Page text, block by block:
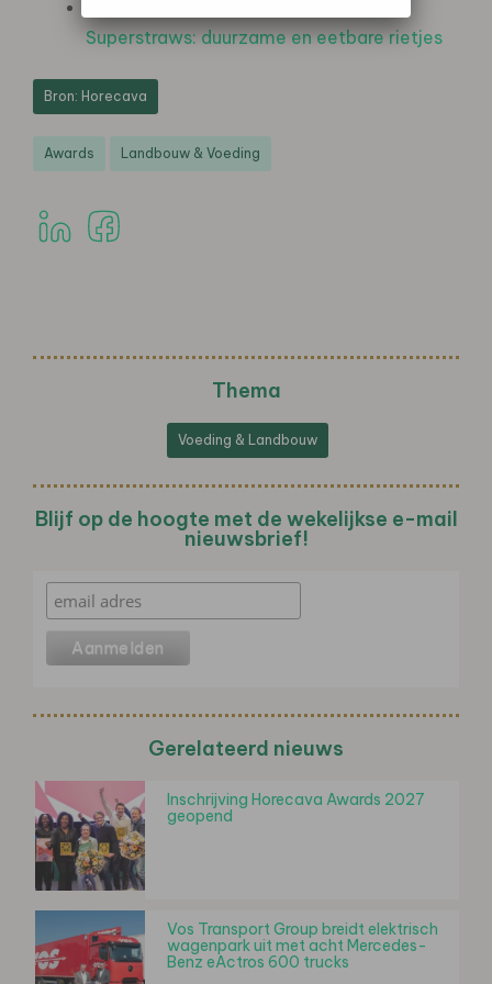
Superstraws: duurzame en eetbare rietjes
Bron: Horecava
Awards Landbouw & Voeding
Thema
Voeding & Landbouw
Blijf op de hoogte met de wekelijkse e-mail
nieuwsbrief!
Gerelateerd nieuws
Inschrijving Horecava Awards 2027
geopend
Vos Transport Group breidt elektrisch
wagenpark uit met acht Mercedes-
Benz eActros 600 trucks